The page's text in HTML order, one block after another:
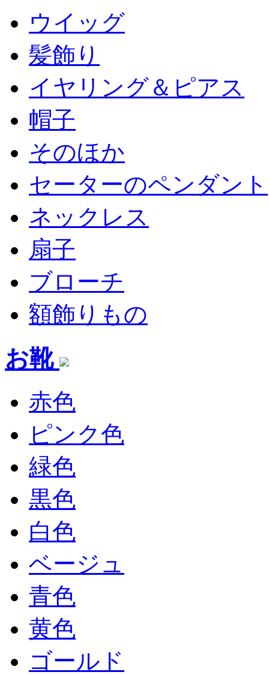
ウイッグ
髪飾り
イヤリング＆ピアス
帽子
そのほか
セーターのペンダント
ネックレス
扇子
ブローチ
額飾りもの
お靴
赤色
ピンク色
緑色
黒色
白色
ベージュ
青色
黄色
ゴールド